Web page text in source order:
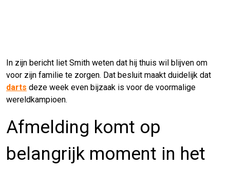
In zijn bericht liet Smith weten dat hij thuis wil blijven om
voor zijn familie te zorgen. Dat besluit maakt duidelijk dat
darts deze week even bijzaak is voor de voormalige
wereldkampioen.
Afmelding komt op
belangrijk moment in het